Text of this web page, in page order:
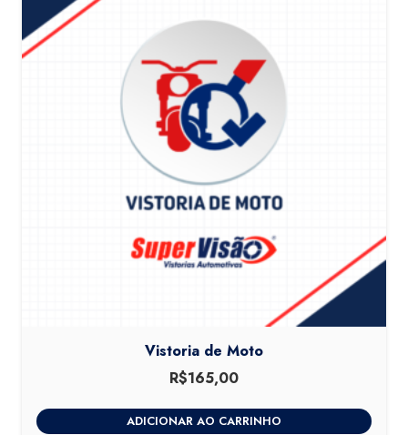
Vistoria de Moto
R$165,00
ADICIONAR AO CARRINHO